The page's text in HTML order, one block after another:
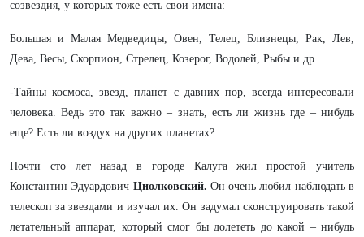
созвездия, у которых тоже есть свои имена:
Большая и Малая Медведицы, Овен, Телец, Близнецы, Рак, Лев,
Дева, Весы, Скорпион, Стрелец, Козерог, Водолей, Рыбы и др.
-Тайны космоса, звезд, планет с давних пор, всегда интересовали
человека. Ведь это так важно – знать, есть ли жизнь где – нибудь
еще? Есть ли воздух на других планетах?
Почти сто лет назад в городе Калуга жил простой учитель
Константин Эдуардович Циолковский. Он очень любил наблюдать в
телескоп за звездами и изучал их. Он задумал сконструировать такой
летательный аппарат, который смог бы долететь до какой – нибудь